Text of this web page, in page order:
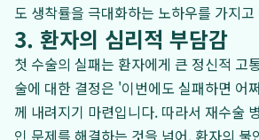
도 생착률을 극대화하는 노하우를 가지
3. 환자의 심리적 부담감
첫 수술의 실패는 환자에게 큰 정신적 고
술에 대한 결정은 '이번에도 실패하면 어
께 내려지기 마련입니다. 따라서 재수술
인 문제를 해결하는 것을 넘어, 환자의 불